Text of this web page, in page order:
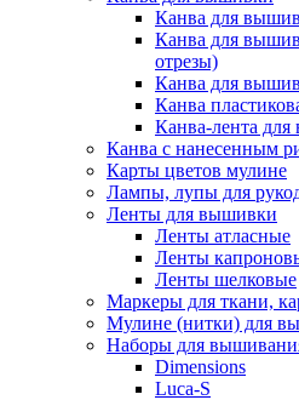
Канва для
Канва для
отрезы)
Канва для
Канва
Канва-лента
Канва с нанесенным
Карты цветов мулине
Лампы, лупы для
Ленты для вышивки
Ленты атласные
Ленты
Ленты шелковые
Маркеры для ткани,
Мулине (нитки) для
Наборы для
Dimensions
Luca-S